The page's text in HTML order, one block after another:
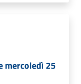
mercoledì 25